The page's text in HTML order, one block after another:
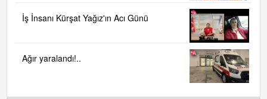
İş İnsanı Kürşat Yağız'ın Acı Günü
Ağır yaralandı!..